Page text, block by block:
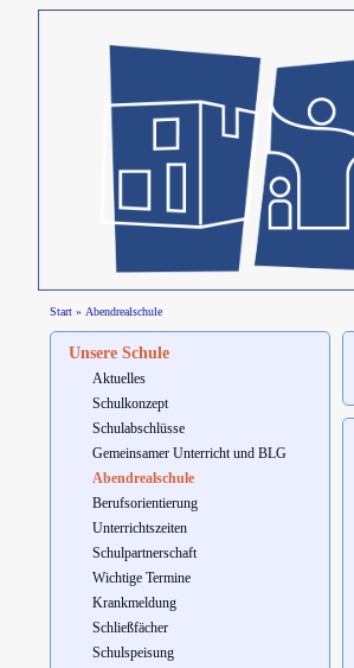
Start» Abendrealschule
Unsere Schule
Aktuelles
Schulkonzept
Schulabschlüsse
Gemeinsamer Unterricht und BLG
Abendrealschule
Berufsorientierung
Unterrichtszeiten
Schulpartnerschaft
Wichtige Termine
Krankmeldung
Schließfächer
Schulspeisung